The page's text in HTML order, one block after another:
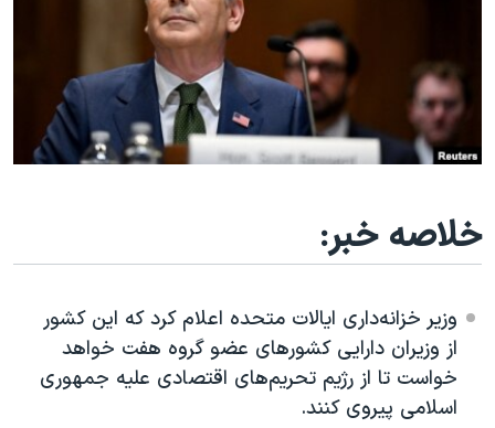
حقوق شهروندی
اقتصادی
علم و فناوری
گالری عکس
آرشیو پخش زنده
انتخابات ریاست جمهوری آمریکا ۲۰۲۴
حمله جمهوری اسلامی به اسرائیل
رمز مهسا
اعتراضات زن، زندگی، آزادی
مجموعه مستندهای دادخواهی
دادگاه حمید نوری
چهل سال گروگان‌گیری
قانون شفافیت دارائی کادر رهبری ایران
زبانهای مختلف
خلاصه خبر:
وزیر خزانه‌داری ایالات متحده اعلام کرد که این کشور
از وزیران دارایی کشورهای عضو گروه هفت خواهد
خواست تا از رژیم تحریم‌های اقتصادی علیه جمهوری
اسلامی پیروی کنند.